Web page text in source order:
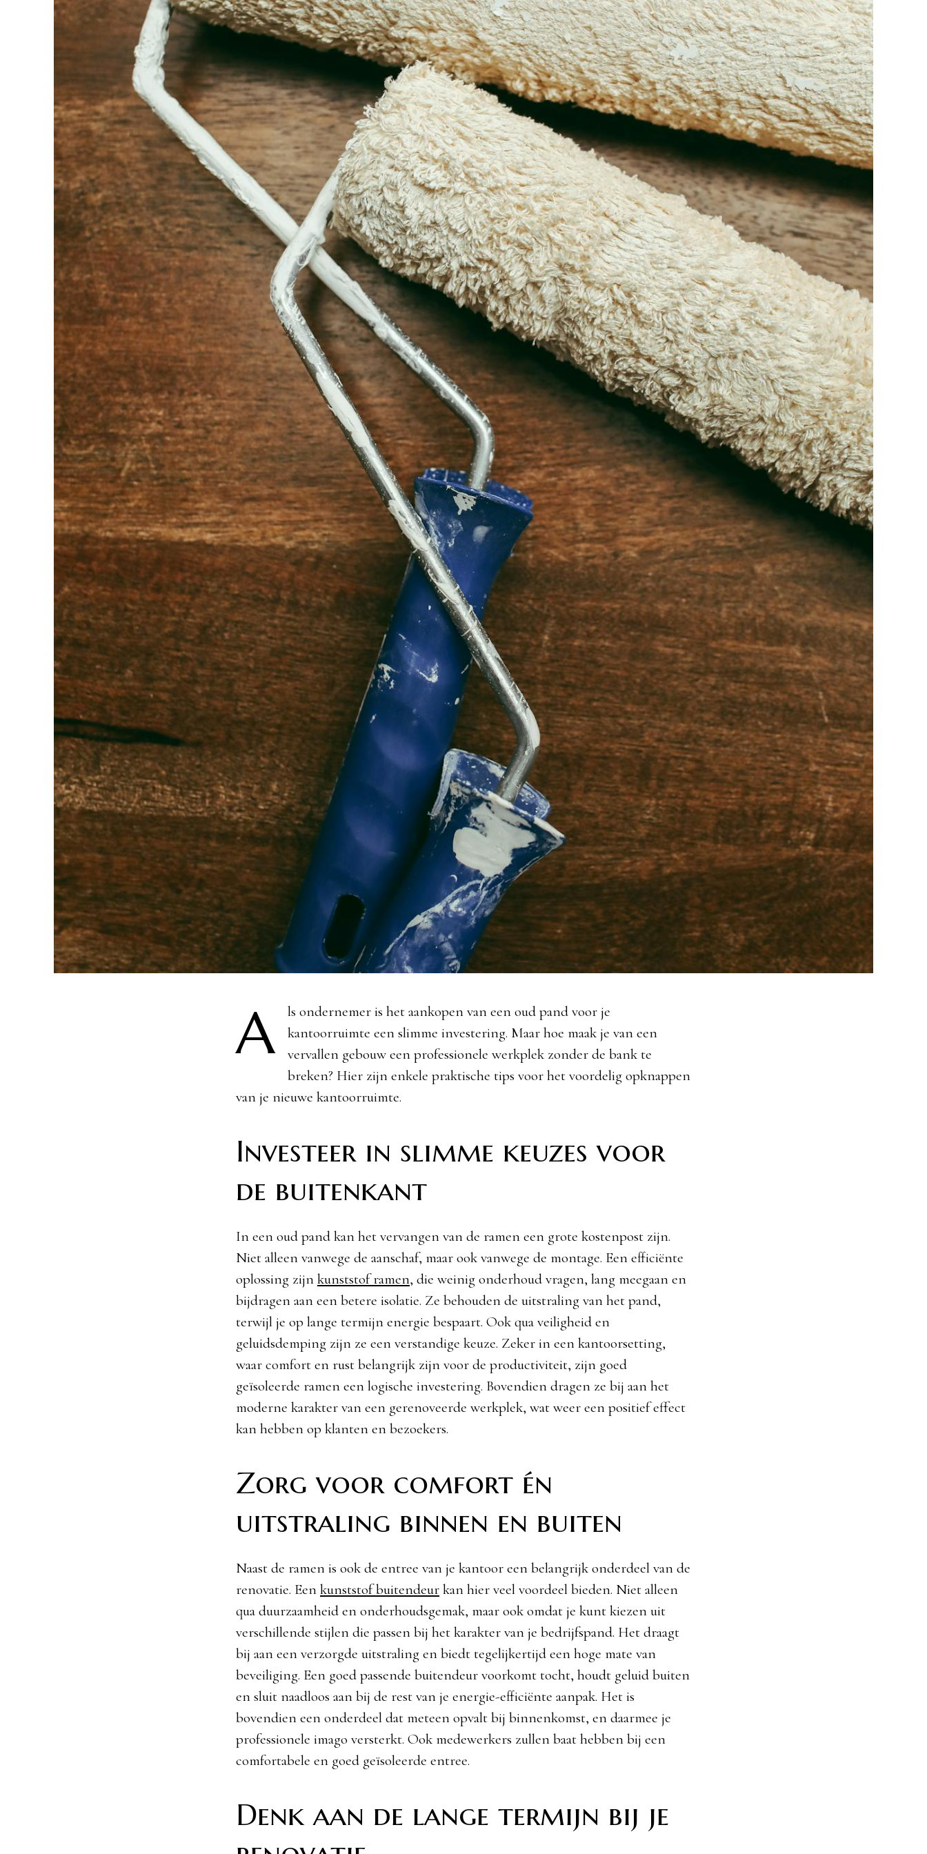
A
ls ondernemer is het aankopen van een oud pand voor je
kantoorruimte een slimme investering. Maar hoe maak je van een
vervallen gebouw een professionele werkplek zonder de bank te
breken? Hier zijn enkele praktische tips voor het voordelig opknappen
van je nieuwe kantoorruimte.
Investeer in slimme keuzes voor
de buitenkant
In een oud pand kan het vervangen van de ramen een grote kostenpost zijn.
Niet alleen vanwege de aanschaf, maar ook vanwege de montage. Een efficiënte
oplossing zijn kunststof ramen, die weinig onderhoud vragen, lang meegaan en
bijdragen aan een betere isolatie. Ze behouden de uitstraling van het pand,
terwijl je op lange termijn energie bespaart. Ook qua veiligheid en
geluidsdemping zijn ze een verstandige keuze. Zeker in een kantoorsetting,
waar comfort en rust belangrijk zijn voor de productiviteit, zijn goed
geïsoleerde ramen een logische investering. Bovendien dragen ze bij aan het
moderne karakter van een gerenoveerde werkplek, wat weer een positief effect
kan hebben op klanten en bezoekers.
Zorg voor comfort én
uitstraling binnen en buiten
Naast de ramen is ook de entree van je kantoor een belangrijk onderdeel van de
renovatie. Een kunststof buitendeurkan hier veel voordeel bieden. Niet alleen
qua duurzaamheid en onderhoudsgemak, maar ook omdat je kunt kiezen uit
verschillende stijlen die passen bij het karakter van je bedrijfspand. Het draagt
bij aan een verzorgde uitstraling en biedt tegelijkertijd een hoge mate van
beveiliging. Een goed passende buitendeur voorkomt tocht, houdt geluid buiten
en sluit naadloos aan bij de rest van je energie-efficiënte aanpak. Het is
bovendien een onderdeel dat meteen opvalt bij binnenkomst, en daarmee je
professionele imago versterkt. Ook medewerkers zullen baat hebben bij een
comfortabele en goed geïsoleerde entree.
Denk aan de lange termijn bij je